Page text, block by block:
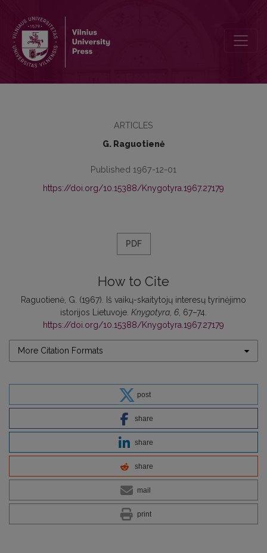
ARTICLES
G. Raguotienė
Published 1967-12-01
https://doi.org/10.15388/Knygotyra.1967.27179
PDF
How to Cite
Raguotienė, G. (1967). Iš vaikų-skaitytojų interesų tyrinėjimo
istorijos Lietuvoje. Knygotyra 6 , 67–74.
https://doi.org/10.15388/Knygotyra.1967.27179
More Citation Formats
post
share
share
share
mail
print